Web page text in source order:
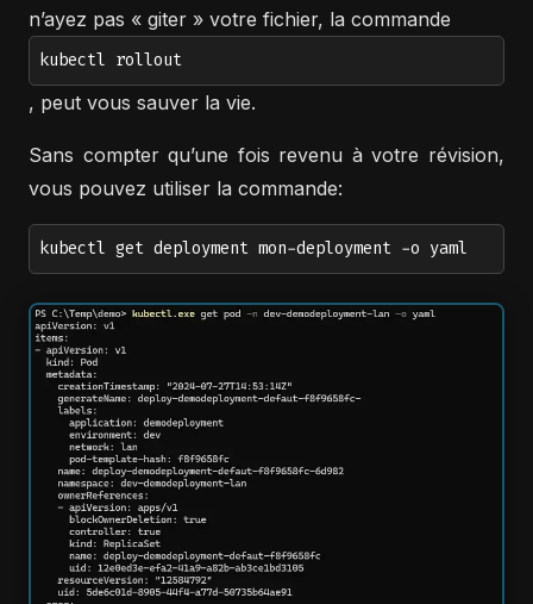
n’ayez pas « giter » votre fichier, la commande
kubectl rollout
, peut vous sauver la vie.
Sans compter qu’une fois revenu à votre révision,
vous pouvez utiliser la commande:
kubectl get deployment mon-deployment -o yaml